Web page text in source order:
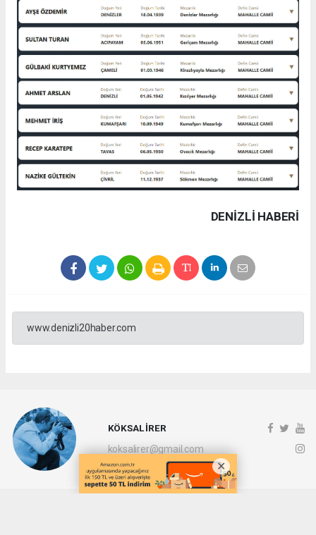
DENIZLI HABERİ
www.denizli20haber.com
KÖKSAL İRER
koksalirer@gmail.com